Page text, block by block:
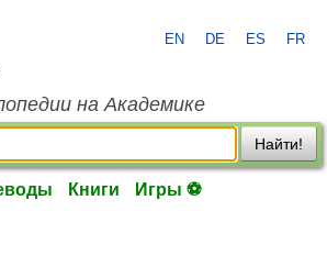
EN DE ES FR
на Академике
Найти!
Книги Игры ⚽